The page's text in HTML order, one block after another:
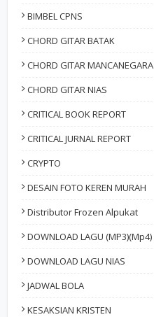
BIMBEL CPNS
CHORD GITAR BATAK
CHORD GITAR MANCANEGARA
CHORD GITAR NIAS
CRITICAL BOOK REPORT
CRITICAL JURNAL REPORT
CRYPTO
DESAIN FOTO KEREN MURAH
Distributor Frozen Alpukat
DOWNLOAD LAGU (MP3)(Mp4)
DOWNLOAD LAGU NIAS
JADWAL BOLA
KESAKSIAN KRISTEN